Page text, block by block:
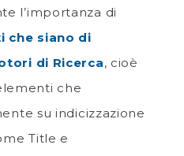
l’importanza di
che siano di
di Ricerca, cioè
che
su indicizzazione
Title e